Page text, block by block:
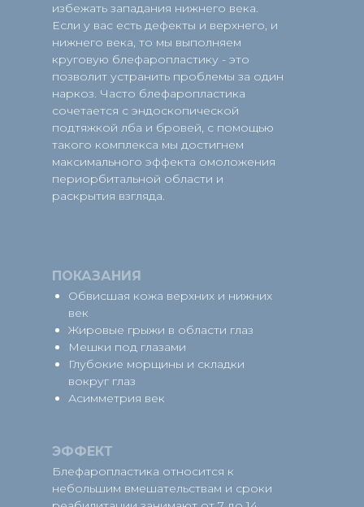
избежать западания нижнего века.
Если у вас есть дефекты и верхнего, и
нижнего века, то мы выполняем
круговую блефаропластику - это
позволит устранить проблемы за один
наркоз. Часто блефаропластика
сочетается с эндоскопической
подтяжкой лба и бровей, с помощью
такого комплекса мы достигнем
максимального эффекта омоложения
периорбитальной области и
раскрытия взгляда.
ЭФФЕКТ
Блефаропластика относится к
небольшим вмешательствам и сроки
ПОКАЗАНИЯ
Обвисшая кожа верхних и нижних
век
Жировые грыжи в области глаз
Мешки под глазами
Глубокие морщины и складки
вокруг глаз
Асимметрия век